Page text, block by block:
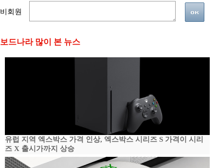
비회원
보드나라 많이 본 뉴스
유럽 지역 엑스박스 가격 인상, 엑스박스 시리즈 S 가격이 시리
즈 X 출시가까지 상승